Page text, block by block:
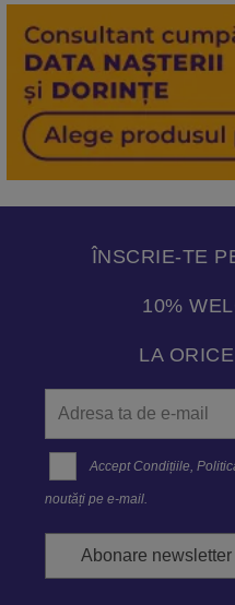
ÎNSCRIE-TE
10%
LA
Accept Condițiile,
noutăți pe e-mail.
Abonare newsletter